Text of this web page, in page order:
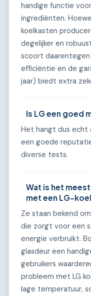
handige functie
ingrediënten.
koelkasten
degelijker en
scoort
efficiëntie en de
jaar) biedt extra
Is LG een goed
Het hangt dus echt
een goede
diverse tests.
Wat is het
met een LG-
Ze staan bekend
die zorgt voor een
energie verbruikt.
glasdeur een
gebruikers
probleem met LG
lage temperatuur,